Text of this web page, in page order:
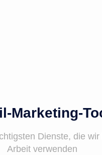
Marketing-
Dienste, die
Arbeit verwenden